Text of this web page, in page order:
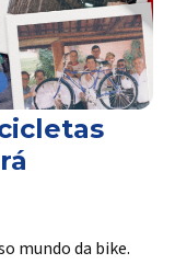
mundo da bike.